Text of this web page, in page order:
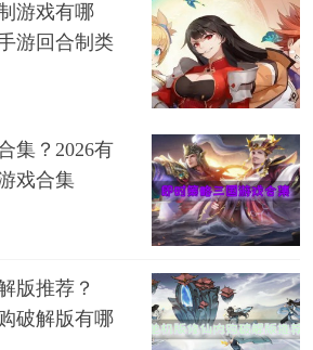
游戏有哪
游回合制类
集？2026有
戏合集
版推荐？
破解版有哪